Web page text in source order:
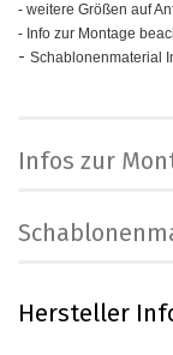
- weitere Größen auf
- Info zur Montage
- Schablonenmaterial
Infos zur
Hersteller